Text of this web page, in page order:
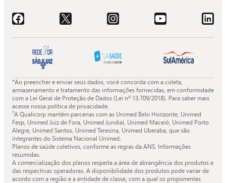
Acessar o Facebook da Quali. Acessar o X da Quali. Acessar o Instagram da Quali. Acessar o Youtube da Quali. Acessar o LinkedIn
*Ao preencher e enviar seus dados, você concorda com a coleta,
armazenamento e tratamento das informações fornecidas, em conformidade
com a Lei Geral de Proteção de Dados (Lei nº 13.709/2018). Para saber mais
acesse nossa política de privacidade.
¹A Qualicorp mantém parcerias com as Unimed Belo Horizonte, Unimed
Fesp, Unimed Juiz de Fora, Unimed Jundiaí, Unimed Maceió, Unimed Porto
Alegre, Unimed Santos, Unimed Teresina, Unimed Uberaba, que são
integrantes do Sistema Nacional Unimed.
Planos de saúde coletivos, conforme as regras da ANS. Informações
resumidas.
A comercialização dos planos respeita a área de abrangência dos produtos e
das respectivas operadoras. A disponibilidade dos produtos pode variar de
acordo com a região e a entidade de classe, com a qual os proponentes